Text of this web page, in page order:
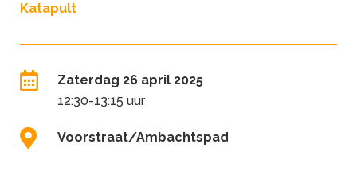
Katapult

Zaterdag 26 april 2025
12:30-13:15 uur
 Voorstraat/Ambachtspad